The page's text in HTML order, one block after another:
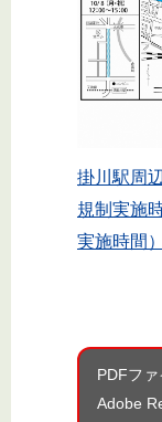
掛川駅周
規制実施
実施時間
PDFファ
Adobe